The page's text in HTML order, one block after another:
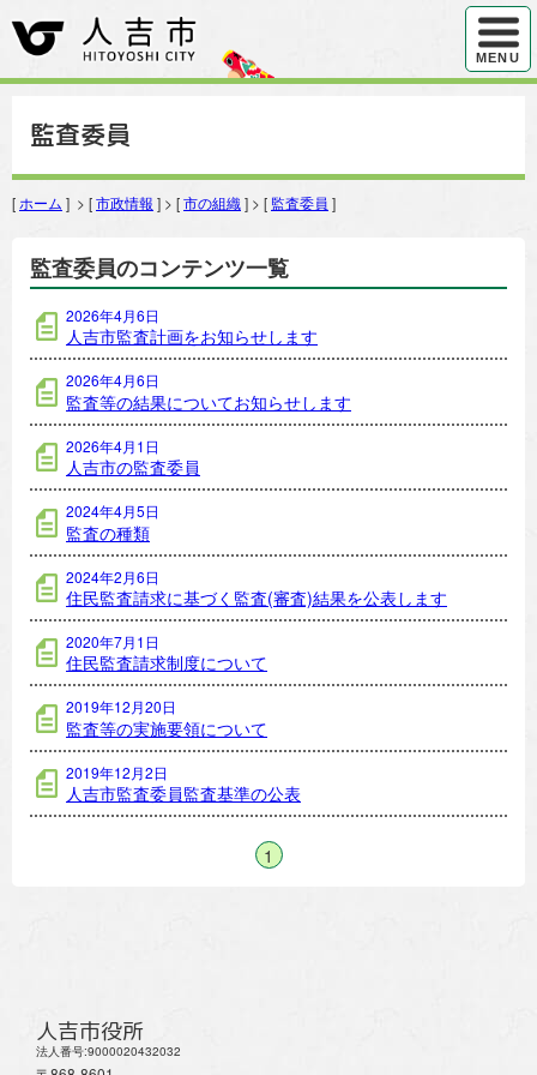
ハンバ
MENU
監査委員
[ ホーム ] > [市政情報 ] > [市の組織 ] > [ 監査委員 ]
監査委員のコンテンツ一覧
2026年4月6日
人吉市監査計画をお知らせします
2026年4月6日
監査等の結果についてお知らせします
2026年4月1日
人吉市の監査委員
2024年4月5日
監査の種類
2024年2月6日
住民監査請求に基づく監査(審査)結果を公表します
2020年7月1日
住民監査請求制度について
2019年12月20日
監査等の実施要領について
2019年12月2日
人吉市監査委員監査基準の公表
1
人吉市役所
法人番号:9000020432032